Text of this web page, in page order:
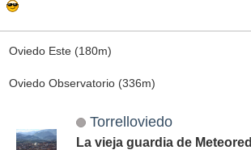
Oviedo Este (180m)
Oviedo Observatorio (336m)
Torrelloviedo
La vieja guardia de Meteored